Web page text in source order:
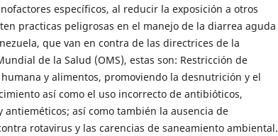
específicos, al reducir la exposición a otros
practicas peligrosas en el manejo de la diarrea aguda
que van en contra de las directrices de la
de la Salud (OMS), estas son: Restricción de
y alimentos, promoviendo la desnutrición y el
así como el uso incorrecto de antibióticos,
antieméticos; así como también la ausencia de
rotavirus y las carencias de saneamiento ambiental.